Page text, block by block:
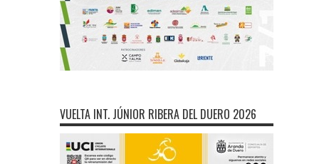
VUELTA INT. JÚNIOR RIBERA DEL DUERO 2026